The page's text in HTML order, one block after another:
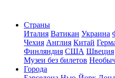
Страны
Италия Ватикан Украина
Чехия Англия Китай
Финляндия США Швеция
Музеи без билетов
Города